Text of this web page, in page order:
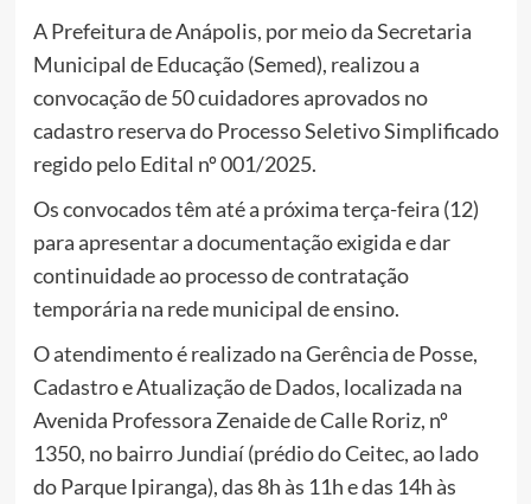
A Prefeitura de Anápolis, por meio da Secretaria
Municipal de Educação (Semed), realizou a
convocação de 50 cuidadores aprovados no
cadastro reserva do Processo Seletivo Simplificado
regido pelo Edital nº 001/2025.
Os convocados têm até a próxima terça-feira (12)
para apresentar a documentação exigida e dar
continuidade ao processo de contratação
temporária na rede municipal de ensino.
O atendimento é realizado na Gerência de Posse,
Cadastro e Atualização de Dados, localizada na
Avenida Professora Zenaide de Calle Roriz, nº
1350, no bairro Jundiaí (prédio do Ceitec, ao lado
do Parque Ipiranga), das 8h às 11h e das 14h às